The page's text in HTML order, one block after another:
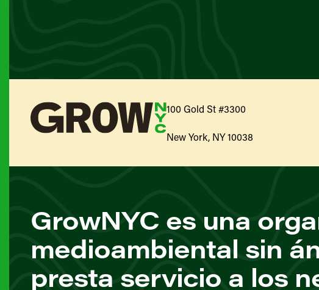
100 Gold St #3300
New York, NY 10038
GrowNYC es una
medioambiental sin
presta servicio a los